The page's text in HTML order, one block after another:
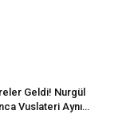
Geldi! Nurgül
Vuslateri Aynı